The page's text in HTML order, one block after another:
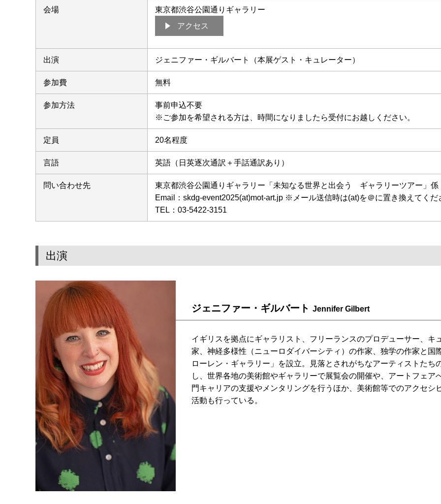
会場
東京都渋谷公園通りギャラリー
アクセス
出演 ジェニファー・ギルバート（本展ゲスト・キュレーター）
参加費 無料
参加方法
事前申込不要
※ご参加を希望される方は、時間になりましたら受付にお越しください。
定員 20名程度
言語 英語（日英逐次通訳＋手話通訳あり）
問い合わせ先
東京都渋谷公園通りギャラリー「未知なる世界と出会う ギャラリーツアー」係
Email：skdg-event2025(at)mot-art.jp ※メール送信時は(at)を＠に置き換えてくだ
TEL：03-5422-3151
出演
ジェニファー・ギルバート Jennifer Gilbert
イギリスを拠点にギャラリスト、フリーランスのプロデューサー、
家、神経多様性（ニューロダイバーシティ）の作家、独学の作家と国
ローレン・ギャラリー」を設立。見落とされがちなアーティストた
し、世界各地の美術館やギャラリーで展覧会の開催や、アートフェ
門キャリアの支援やメンタリングを行うほか、美術館等でのアクセシ
活動も行っている。